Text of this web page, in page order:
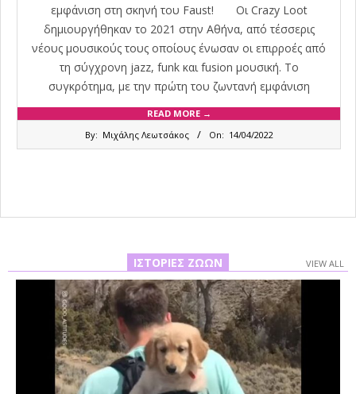
εμφάνιση στη σκηνή του Faust! Οι Crazy Loot
δημιουργήθηκαν το 2021 στην Αθήνα, από τέσσερις
νέους μουσικούς τους οποίους ένωσαν οι επιρροές από
τη σύγχρονη jazz, funk και fusion μουσική. Το
συγκρότημα, με την πρώτη του ζωντανή εμφάνιση
READ MORE →
By: Μιχάλης Λεωτσάκος On: 14/04/2022
ΙΣΤΟΡΊΕΣ ΖΏΩΝ VIEW ALL